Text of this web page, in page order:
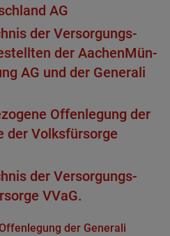
AG
der Ver­sor­gungs­
der Aachen­Mün­
AG und der Gene­rali
Offen­le­gung der
der Volks­für­sorge
der Ver­sor­gungs­
VVaG.
der Generali